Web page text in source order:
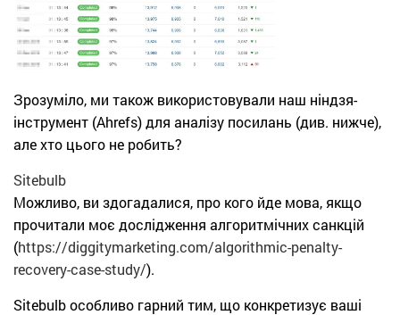
Зрозуміло, ми також використовували наш ніндзя-
інструмент (Ahrefs) для аналізу посилань (див. нижче),
але хто цього не робить?
Sitebulb
Можливо, ви здогадалися, про кого йде мова, якщо
прочитали моє дослідження алгоритмічних санкцій
(https://diggitymarketing.com/algorithmic-penalty-
recovery-case-study/).
Sitebulb особливо гарний тим, що конкретизує ваші